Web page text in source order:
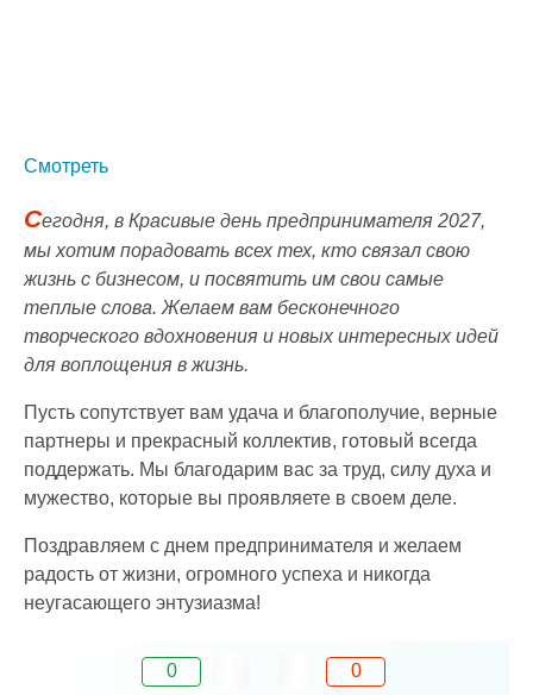
Смотреть
Сегодня, в Красивые день предпринимателя 2027,
мы хотим порадовать всех тех, кто связал свою
жизнь с бизнесом, и посвятить им свои самые
теплые слова. Желаем вам бесконечного
творческого вдохновения и новых интересных идей
для воплощения в жизнь.
Пусть сопутствует вам удача и благополучие, верные
партнеры и прекрасный коллектив, готовый всегда
поддержать. Мы благодарим вас за труд, силу духа и
мужество, которые вы проявляете в своем деле.
Поздравляем с днем предпринимателя и желаем
радость от жизни, огромного успеха и никогда
неугасающего энтузиазма!
0 0